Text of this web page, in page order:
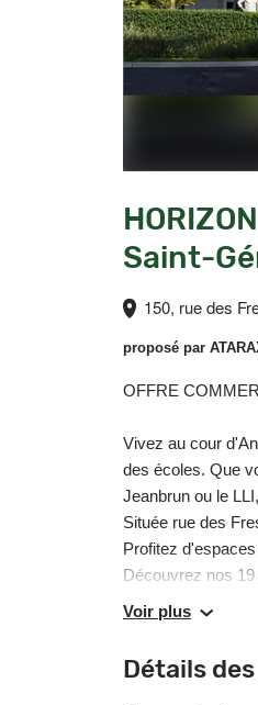
Saint-
150, rue des
proposé par
OFFRE
Vivez au cour
des écoles. Que
Jeanbrun ou le
Située rue des
Profitez
Découvrez nos
une à deux places
connectée, la
Voir plus
Détails